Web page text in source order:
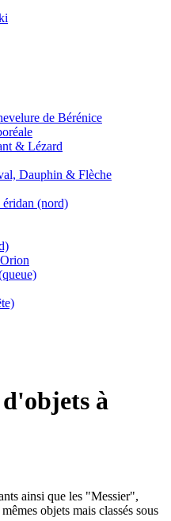
de Bérénice
& Lézard
Dauphin & Flèche
(nord)
à
ainsi que les "Messier",
objets mais classés sous